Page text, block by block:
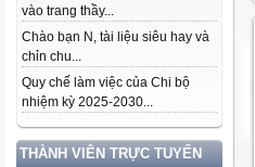
vào trang thầy...
Chào bạn N, tài liệu siêu hay và
chỉn chu...
Quy chế làm việc của Chi bộ
nhiệm kỳ 2025-2030...
THÀNH VIÊN TRỰC TUYẾN